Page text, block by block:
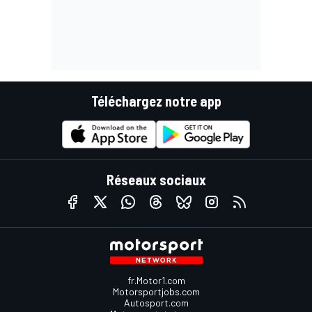
Téléchargez notre app
Réseaux sociaux
fr.Motor1.com
Motorsportjobs.com
Autosport.com